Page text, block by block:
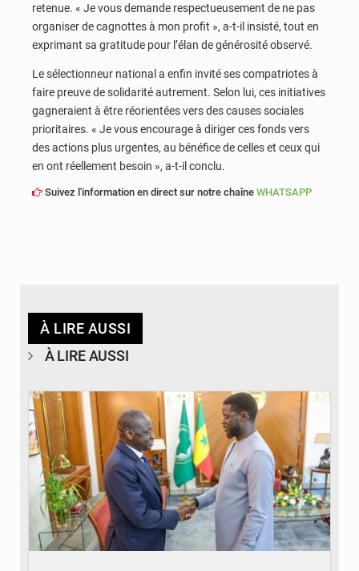
retenue. « Je vous demande respectueusement de ne pas
organiser de cagnottes à mon profit », a-t-il insisté, tout en
exprimant sa gratitude pour l’élan de générosité observé.
Le sélectionneur national a enfin invité ses compatriotes à
faire preuve de solidarité autrement. Selon lui, ces initiatives
gagneraient à être réorientées vers des causes sociales
prioritaires. « Je vous encourage à diriger ces fonds vers
des actions plus urgentes, au bénéfice de celles et ceux qui
en ont réellement besoin », a-t-il conclu.
Suivez l'information en direct sur notre chaîne WHATSAPP
À LIRE AUSSI
À LIRE AUSSI